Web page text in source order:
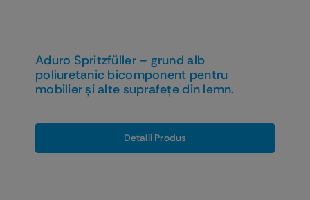
Aduro Spritzfüller – grund alb
poliuretanic bicomponent pentru
mobilier și alte suprafețe din lemn.
Detalii Produs